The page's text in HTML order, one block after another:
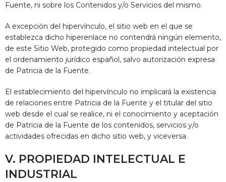
Fuente, ni sobre los Contenidos y/o Servicios del mismo.
A excepción del hipervínculo, el sitio web en el que se
establezca dicho hiperenlace no contendrá ningún elemento,
de este Sitio Web, protegido como propiedad intelectual por
el ordenamiento jurídico español, salvo autorización expresa
de Patricia de la Fuente.
El establecimiento del hipervínculo no implicará la existencia
de relaciones entre Patricia de la Fuente y el titular del sitio
web desde el cual se realice, ni el conocimiento y aceptación
de Patricia de la Fuente de los contenidos, servicios y/o
actividades ofrecidas en dicho sitio web, y viceversa.
V. PROPIEDAD INTELECTUAL E
INDUSTRIAL